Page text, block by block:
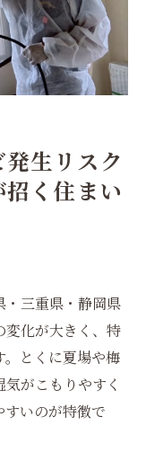
生リスク
く住まい
・三重県・静岡県
変化が大きく、特
。とくに夏場や梅
がこもりやすく
いのが特徴で